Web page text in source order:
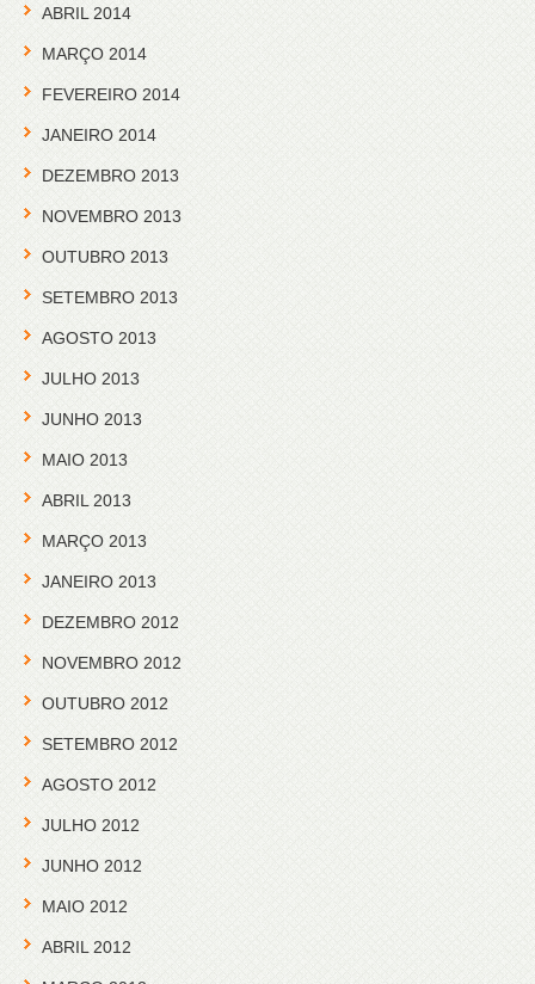
ABRIL 2014
MARÇO 2014
FEVEREIRO 2014
JANEIRO 2014
DEZEMBRO 2013
NOVEMBRO 2013
OUTUBRO 2013
SETEMBRO 2013
AGOSTO 2013
JULHO 2013
JUNHO 2013
MAIO 2013
ABRIL 2013
MARÇO 2013
JANEIRO 2013
DEZEMBRO 2012
NOVEMBRO 2012
OUTUBRO 2012
SETEMBRO 2012
AGOSTO 2012
JULHO 2012
JUNHO 2012
MAIO 2012
ABRIL 2012